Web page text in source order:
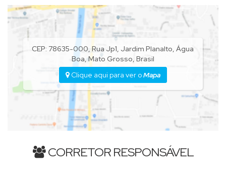
CEP: 78635-000,Rua Jp1, Jardim Planalto,Água
Boa,Mato Grosso, Brasil
Clique aqui para ver oMapa
CORRETOR RESPONSÁVEL